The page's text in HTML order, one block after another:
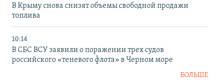
В Крыму снова снизят объемы свободной продажи
топлива
10:14
В СБС ВСУ заявили о поражении трех судов
российского «теневого флота» в Черном море
БОЛЬШЕ